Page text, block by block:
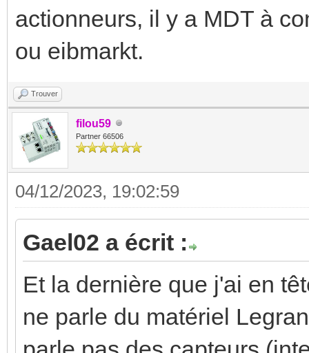
actionneurs, il y a MDT à
ou eibmarkt.
Trouver
filou59
Partner 66506
04/12/2023, 19:02:59
Gael02 a écrit :
Et la dernière que j'ai en
ne parle du matériel